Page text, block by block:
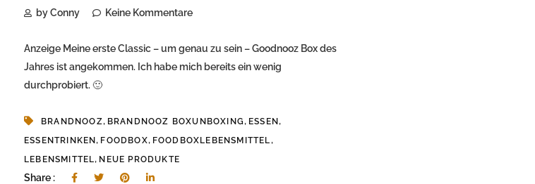
by Conny Keine Kommentare
Anzeige Meine erste Classic – um genau zu sein – Goodnooz Box des
Jahres ist angekommen. Ich habe mich bereits ein wenig
durchprobiert. 🙂
BRANDNOOZ, BRANDNOOZ BOXUNBOXING, ESSEN,
ESSENTRINKEN, FOODBOX, FOODBOXLEBENSMITTEL,
LEBENSMITTEL, NEUE PRODUKTE
Share :